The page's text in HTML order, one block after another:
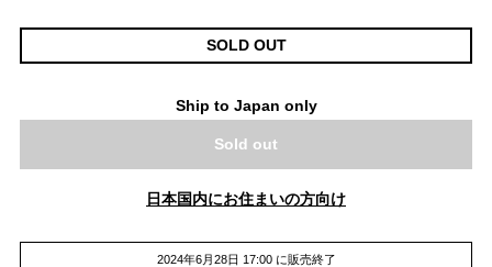
SOLD OUT
Ship to Japan only
Sold out
日本国内にお住まいの方向け
2024年6月28日 17:00 に販売終了